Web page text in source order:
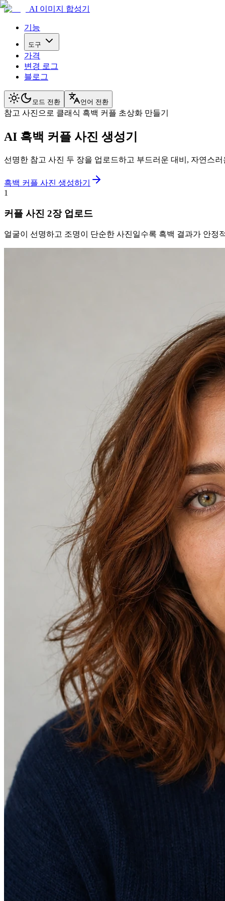
AI 이미지 합성기
기능
도구
가격
변경 로그
블로그
모드 전환 언어 전환
참고 사진으로 클래식 흑백 커플 초상화 만들기
AI 흑백 커플 사진 생성기
선명한 참고 사진 두 장을 업로드하고 부드러운 대비, 자연스
흑백 커플 사진 생성하기
1
커플 사진 2장 업로드
얼굴이 선명하고 조명이 단순한 사진일수록 흑백 결과가 안정